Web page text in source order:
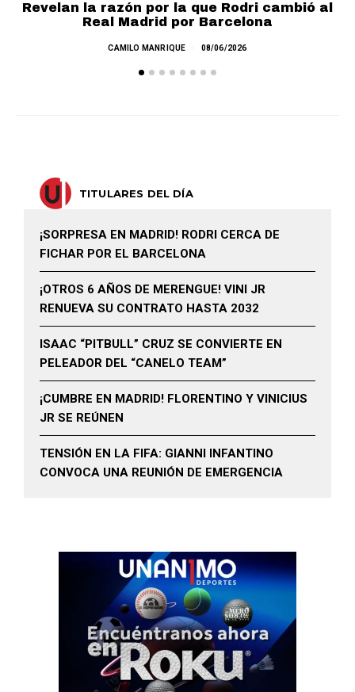
Revelan la razón por la que Rodri cambió al
Real Madrid por Barcelona
CAMILO MANRIQUE 08/06/2026
TITULARES DEL DÍA
¡SORPRESA EN MADRID! RODRI CERCA DE
FICHAR POR EL BARCELONA
¡OTROS 6 AÑOS DE MERENGUE! VINI JR
RENUEVA SU CONTRATO HASTA 2032
ISAAC “PITBULL” CRUZ SE CONVIERTE EN
PELEADOR DEL “CANELO TEAM”
¡CUMBRE EN MADRID! FLORENTINO Y VINICIUS
JR SE REÚNEN
TENSIÓN EN LA FIFA: GIANNI INFANTINO
CONVOCA UNA REUNIÓN DE EMERGENCIA